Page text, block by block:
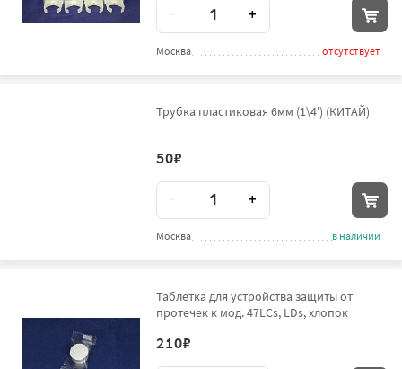
+
Москва отсутствует
Трубка пластиковая 6мм (1\4') (КИТАЙ)
50₽
Количество
+
Москва в наличии
Таблетка для устройства защиты от
протечек к мод. 47LCs, LDs, хлопок
210₽